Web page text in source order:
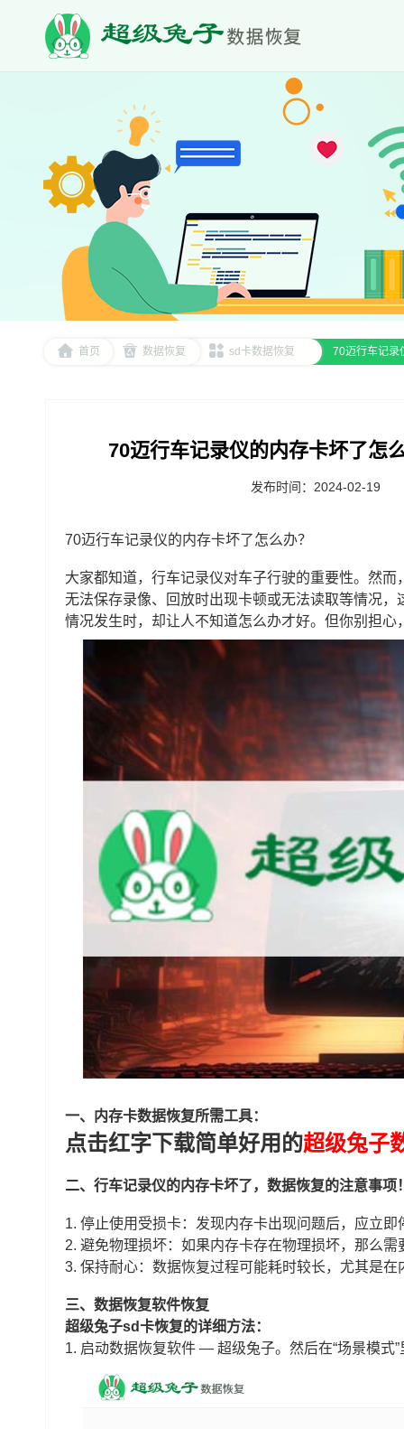
首页 数据恢复 sd卡数据恢复 70迈行车记录
70迈行车记录仪的内存卡坏了怎
发布时间：2024-02-19
70迈行车记录仪的内存卡坏了怎么办？
大家都知道，行车记录仪对车子行驶的重要性。然
无法保存录像、回放时出现卡顿或无法读取等情况
情况发生时，却让人不知道怎么办才好。但你别担
一、内存卡数据恢复所需工具：
点击红字下载简单好用的超级兔子
二、行车记录仪的内存卡坏了，数据恢复的注意事项
1. 停止使用受损卡：发现内存卡出现问题后，应立
2. 避免物理损坏：如果内存卡存在物理损坏，那么
3. 保持耐心：数据恢复过程可能耗时较长，尤其是
三、数据恢复软件恢复
超级兔子sd卡恢复的详细方法：
1. 启动数据恢复软件 — 超级兔子。然后在“场景模式”